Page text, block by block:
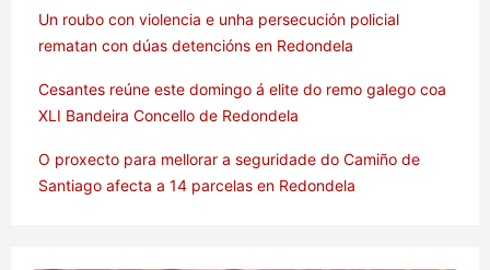
Un roubo con violencia e unha persecución policial
rematan con dúas detencións en Redondela
Cesantes reúne este domingo á elite do remo galego coa
XLI Bandeira Concello de Redondela
O proxecto para mellorar a seguridade do Camiño de
Santiago afecta a 14 parcelas en Redondela